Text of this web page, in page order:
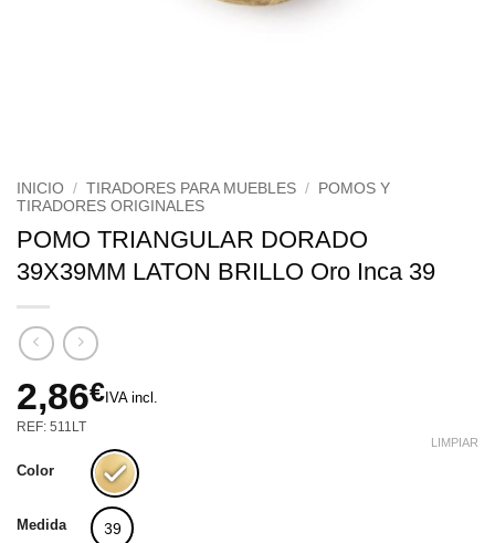
INICIO / TIRADORES PARA MUEBLES /
POMOS Y
TIRADORES ORIGINALES
POMO TRIANGULAR DORADO
39X39MM LATON BRILLO Oro Inca 39
2,86€ IVA incl.
REF: 511LT
Color
Medida 39
LIMPIAR